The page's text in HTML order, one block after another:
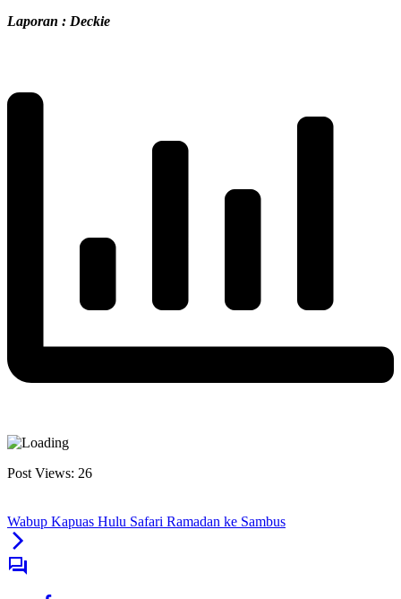
Laporan : Deckie
Post Views: 26
Wabup Kapuas Hulu Safari Ramadan ke Sambus